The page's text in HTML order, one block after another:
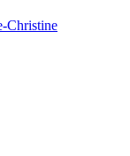
Christine